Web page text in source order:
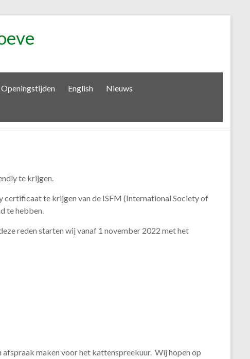
Openingstijden English Nieuws
te krijgen.
certificaat te krijgen van de ISFM (International Society of
te hebben.
reden starten wij vanaf 1 november 2022 met het
maken voor het kattenspreekuur. Wij hopen op